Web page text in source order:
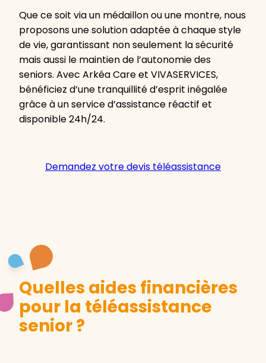
Que ce soit via un médaillon ou une montre, nous
proposons une solution adaptée à chaque style
de vie, garantissant non seulement la sécurité
mais aussi le maintien de l’autonomie des
seniors. Avec Arkéa Care et VIVASERVICES,
bénéficiez d’une tranquillité d’esprit inégalée
grâce à un service d’assistance réactif et
disponible 24h/24.
Demandez votre devis téléassistance
Quelles aides financières
pour la téléassistance
senior ?